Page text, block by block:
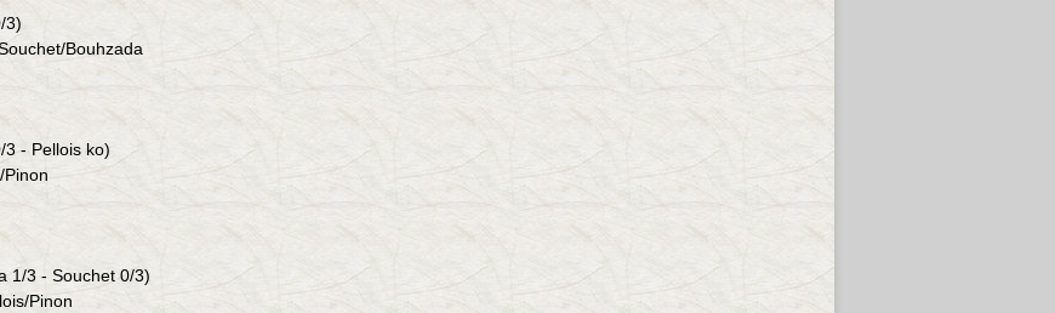
3)
Bouhzada
- Pellois ko)
1/3 - Souchet 0/3)
Pinon